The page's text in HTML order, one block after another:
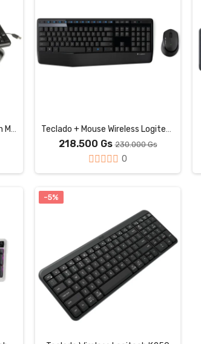
Teclado + Mouse USB Logitech MK120 Teclado + Mouse Wireless Logitech MK345
218.500 Gs230.000 Gs
0
-5%